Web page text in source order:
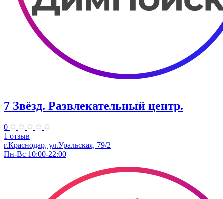
7 Звёзд. Развлекательный центр.
0
1 отзыв
г.Краснодар, ул.Уральская, 79/2
Пн-Вс 10:00-22:00